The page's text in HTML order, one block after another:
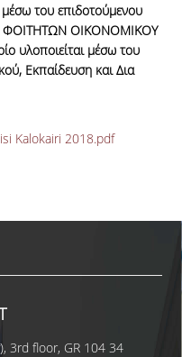
του επιδοτούμενου
ΦΟΙΤΗΤΩΝ ΟΙΚΟΝΟΜΙΚΟΥ
υλοποιείται μέσω του
Εκπαίδευση και Δια
Kalokairi 2018.pdf
3rd floor, GR 104 34